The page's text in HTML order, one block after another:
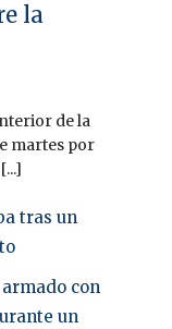
la
de la
martes por
tras un
con
un